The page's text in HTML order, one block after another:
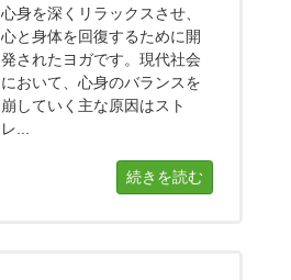
心身を深くリラックスさせ、
心と身体を回復するために開
発されたヨガです。現代社会
において、心身のバランスを
崩していく主な原因はスト
レ...
続きを読む